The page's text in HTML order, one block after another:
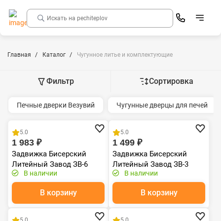
Главная Каталог Чугунное литье и комплектующие
Фильтр Сортировка
Печные дверки Везувий Чугунные дверцы для печей
5.0
1 983 ₽
Задвижка Бисерский
Литейный Завод ЗВ-6
(395х265)
В наличии
В корзину
5.0
1 499 ₽
Задвижка Бисерский
Литейный Завод ЗВ-3
(390х190)
В наличии
В корзину
Хит продаж Хит продаж